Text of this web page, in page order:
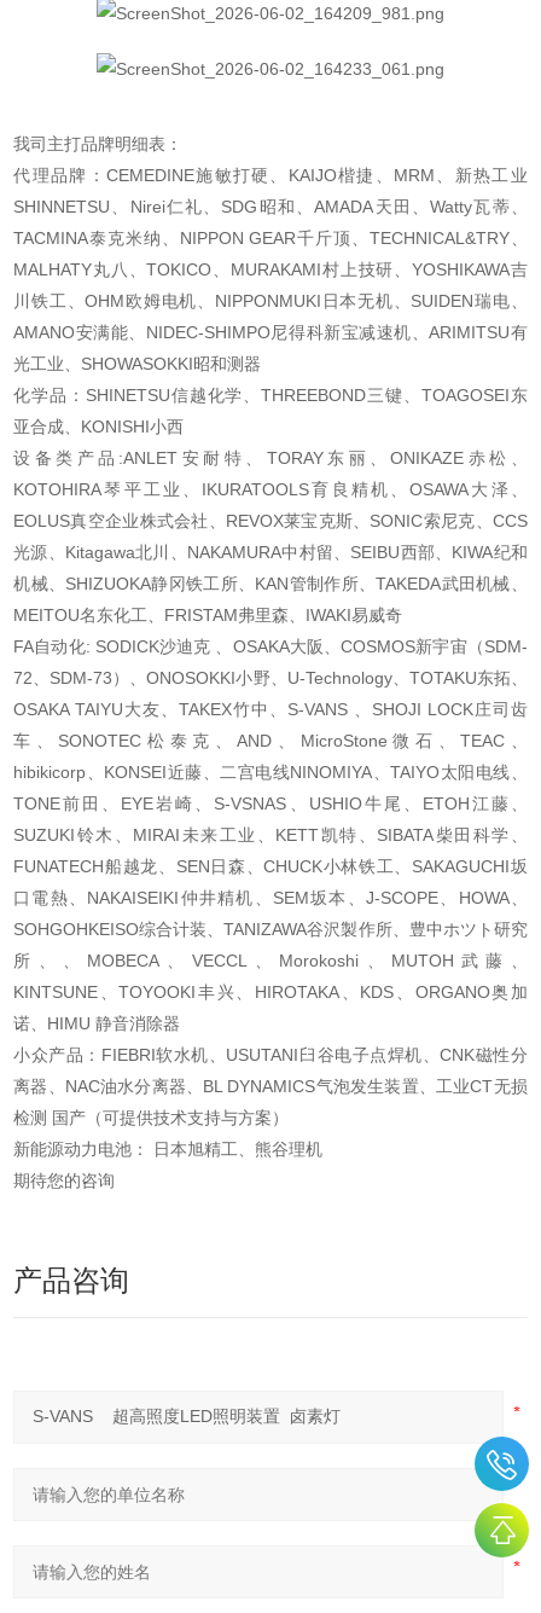
我司主打品牌明细表：
代理品牌：CEMEDINE施敏打硬、KAIJO楷捷、MRM、新热工业
SHINNETSU、Nirei仁礼、SDG昭和、AMADA天田、Watty瓦蒂、
TACMINA泰克米纳、NIPPON GEAR千斤顶、TECHNICAL&TRY、
MALHATY丸八、TOKICO、MURAKAMI村上技研、YOSHIKAWA吉
川铁工、OHM欧姆电机、NIPPONMUKI日本无机、SUIDEN瑞电、
AMANO安满能、NIDEC-SHIMPO尼得科新宝减速机、ARIMITSU有
光工业、SHOWASOKKI昭和测器
化学品：SHINETSU信越化学、THREEBOND三键、TOAGOSEI东
亚合成、KONISHI小西
设备类产品:ANLET安耐特、TORAY东丽、ONIKAZE赤松、
KOTOHIRA琴平工业、IKURATOOLS育良精机、OSAWA大泽、
EOLUS真空企业株式会社、REVOX莱宝克斯、SONIC索尼克、CCS
光源、Kitagawa北川、NAKAMURA中村留、SEIBU西部、KIWA纪和
机械、SHIZUOKA静冈铁工所、KAN管制作所、TAKEDA武田机械、
MEITOU名东化工、FRISTAM弗里森、IWAKI易威奇
FA自动化: SODICK沙迪克 、OSAKA大阪、COSMOS新宇宙（SDM-
72、SDM-73）、ONOSOKKI小野、U-Technology、TOTAKU东拓、
OSAKA TAIYU大友、TAKEX竹中、S-VANS 、SHOJI LOCK庄司齿
车、SONOTEC松泰克、AND、MicroStone微石、TEAC、
hibikicorp、KONSEI近藤、二宫电线NINOMIYA、TAIYO太阳电线、
TONE前田、EYE岩崎、S-VSNAS、USHIO牛尾、ETOH江藤、
SUZUKI铃木、MIRAI未来工业、KETT凯特、SIBATA柴田科学、
FUNATECH船越龙、SEN日森、CHUCK小林铁工、SAKAGUCHI坂
口電熱、NAKAISEIKI仲井精机、SEM坂本、J-SCOPE、HOWA、
SOHGOHKEISO综合计装、TANIZAWA谷沢製作所、豊中ホツト研究
所、、MOBECA、VECCL、Morokoshi、MUTOH武藤、
KINTSUNE、TOYOOKI丰兴、HIROTAKA、KDS、ORGANO奥加
诺、HIMU 静音消除器
小众产品：FIEBRI软水机、USUTANI臼谷电子点焊机、CNK磁性分
离器、NAC油水分离器、BL DYNAMICS气泡发生装置、工业CT无损
检测 国产（可提供技术支持与方案）
新能源动力电池： 日本旭精工、熊谷理机
期待您的咨询
产品咨询